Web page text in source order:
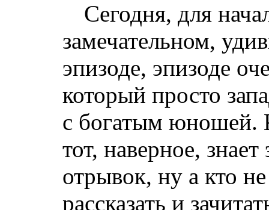
Сегодня, для
замечательном,
эпизоде, эпизоде
который просто
с богатым юношей.
тот, наверное,
отрывок, ну а кто
рассказать и